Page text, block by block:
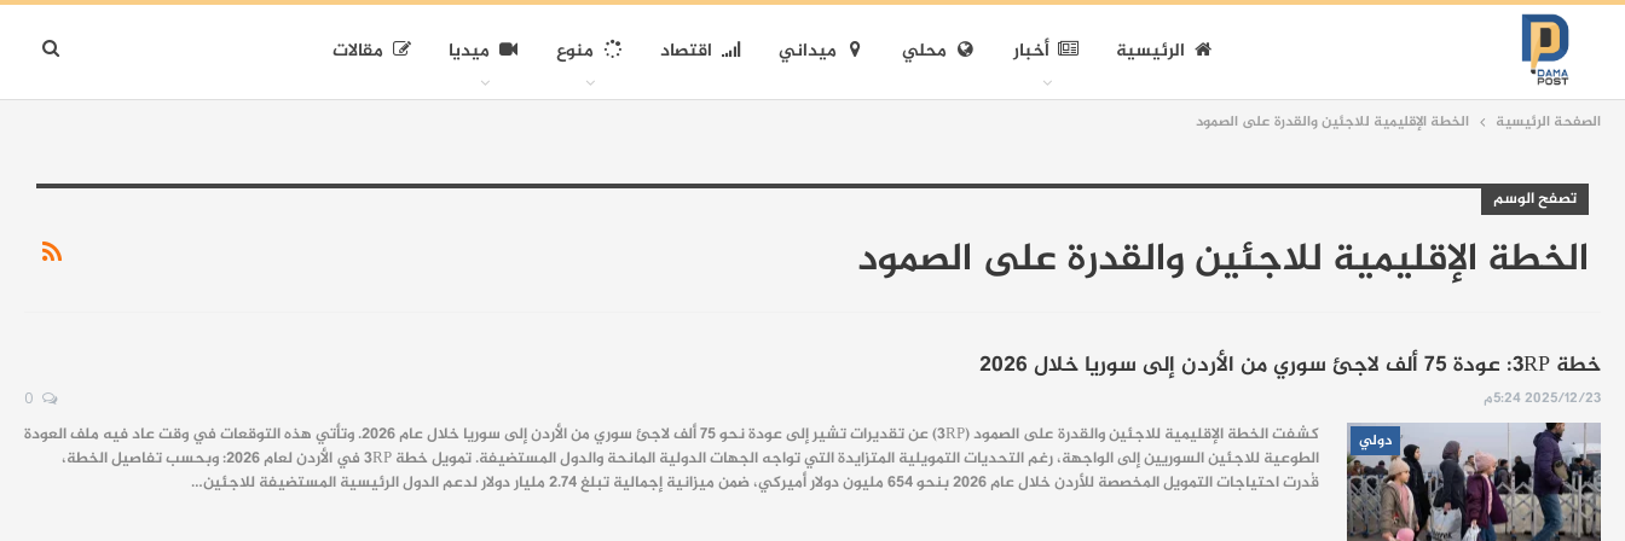
الرئيسية أخبار محلي ميداني اقتصاد منوع ميديا مقالات
الصفحة الرئيسية الخطة الإقليمية للاجئين والقدرة على الصمود
تصفح الوسم
الخطة الإقليمية للاجئين والقدرة على الصمود
خطة 3RP: عودة 75 ألف لاجئ سوري من الأردن إلى سوريا خلال 2026
2025/12/23 5:24م
دولي كشفت الخطة الإقليمية للاجئين والقدرة على الصمود (3RP
)عن تقديرات تشير إلى عودة نحو 75 ألف لاجئ سوري من الأردن إلى سوريا خلال عام 2026.
وتأتي هذه التوقعات في وقت عاد فيه ملف العودة
الطوعية للاجئين السوريين إلى الواجهة، رغم التحديات التمويلية المتزايدة التي تواجه الجهات الدولية المانحة والدول المستضيفة.تمويل خطة3RPفي الأردن لعام 2026:
وبحسب تفاصيل الخطة،
قُدرت احتياجات التمويل المخصصة للأردن خلال عام 2026 بنحو 654 مليون دولار أميركي، ضمن ميزانية إجمالية تبلغ 2.74 مليار دولار لدعم الدول الرئيسية المستضيفة للاجئين
…